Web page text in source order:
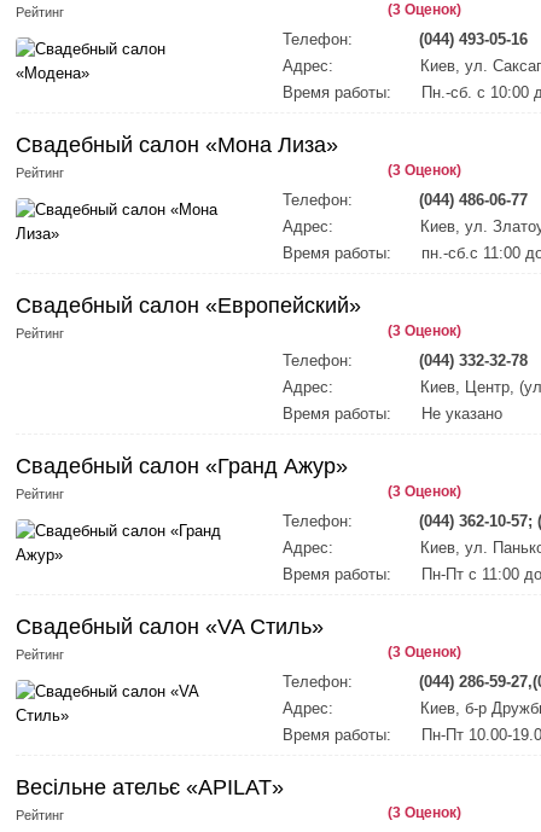
Рейтинг (3 Оценок)
Телефон:
(044) 493-05-16
Адрес:
Киев, ул.
Время работы:
Пн.-сб. с 10:00
Свадебный салон «Мона Лиза»
Рейтинг (3 Оценок)
Телефон:
(044) 486-06-77
Адрес:
Киев, ул.
Время работы:
пн.-сб.с 11:00
Свадебный салон «Европейский»
Рейтинг (3 Оценок)
Телефон:
(044) 332-32-78
Адрес:
Киев, Центр,
Время работы:
Не указано
Свадебный салон «Гранд Ажур»
Рейтинг (3 Оценок)
Телефон:
(044) 362-10-57;
Адрес:
Киев, ул.
Время работы:
Пн-Пт с 11:00
Свадебный салон «VA Стиль»
Рейтинг (3 Оценок)
Телефон:
(044) 286-59-
Адрес:
Киев, б-р
Время работы:
Пн-Пт 10.00-
Весільне ательє «APILAT»
Рейтинг (3 Оценок)